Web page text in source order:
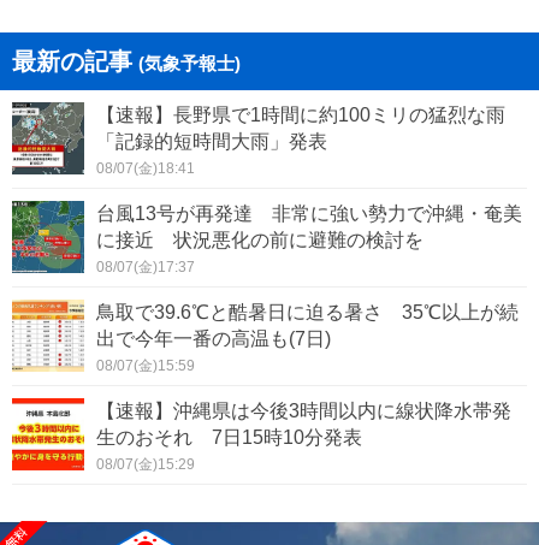
最新の記事 (気象予報士)
【速報】長野県で1時間に約100ミリの猛烈な雨
「記録的短時間大雨」発表
08/07(金)18:41
台風13号が再発達 非常に強い勢力で沖縄・奄美
に接近 状況悪化の前に避難の検討を
08/07(金)17:37
鳥取で39.6℃と酷暑日に迫る暑さ 35℃以上が続
出で今年一番の高温も(7日)
08/07(金)15:59
【速報】沖縄県は今後3時間以内に線状降水帯発
生のおそれ 7日15時10分発表
08/07(金)15:29